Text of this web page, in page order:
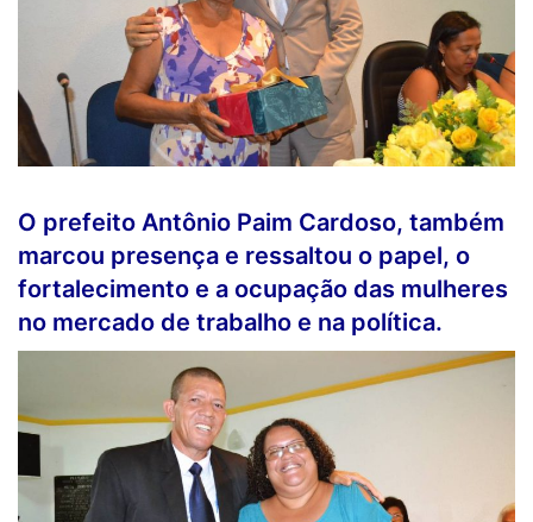
O prefeito Antônio Paim Cardoso, também
marcou presença e ressaltou o papel, o
fortalecimento e a ocupação das mulheres
no mercado de trabalho e na política.